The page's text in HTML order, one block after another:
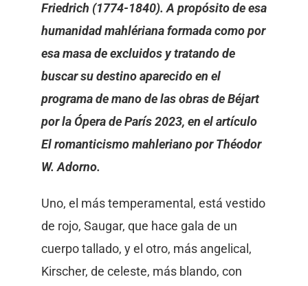
Friedrich (1774-1840). A propósito de esa
humanidad mahlériana formada como por
esa masa de excluidos y tratando de
buscar su destino aparecido en el
programa de mano de las obras de Béjart
por la Ópera de París 2023, en el artículo
El romanticismo mahleriano por Théodor
W. Adorno.
Uno, el más temperamental, está vestido
de rojo, Saugar, que hace gala de un
cuerpo tallado, y el otro, más angelical,
Kirscher, de celeste, más blando, con